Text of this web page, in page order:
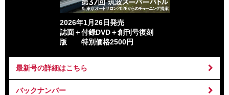
2026年1月26日発売
誌面＋付録DVD＋創刊号復刻
版 特別価格2500円
最新号の詳細はこちら
バックナンバー